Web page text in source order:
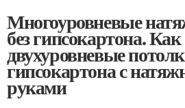
Многоуровневые
без гипсокартона. Как
двухуровневые
гипсокартона с
руками